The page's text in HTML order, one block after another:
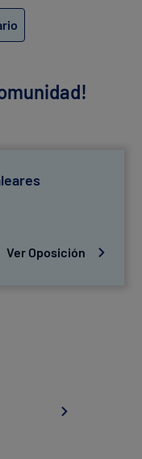
Ver Oposición